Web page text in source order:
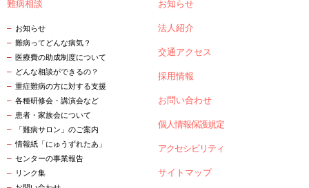
難病相談
お知らせ
難病ってどんな病気？
医療費の助成制度について
どんな相談ができるの？
重症難病の方に対する支援
各種研修会・講演会など
患者・家族会について
「難病サロン」のご案内
情報紙「にゅうずれたあ」
センターの事業報告
リンク集
お知らせ
法人紹介
交通アクセス
採用情報
お問い合わせ
個人情報保護規定
アクセシビリティ
サイトマップ